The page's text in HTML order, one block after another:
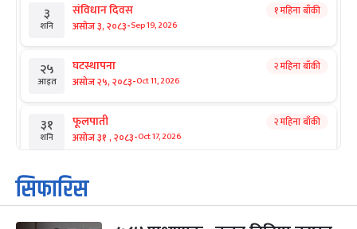
३
शनि
संविधान दिवस
असोज ३, २०८३-Sep 19, 2026
१ महिना बाँकी
२५
आइत
घटस्थापना
असोज २५, २०८३-Oct 11, 2026
२ महिना बाँकी
३१
शनि
फूलपाती
असोज ३१ , २०८३-Oct 17, 2026
२ महिना बाँकी
१
आइत
कार्तिक सङ्क्रान्ति
कार्तिक १, २०८३
सिफारिस